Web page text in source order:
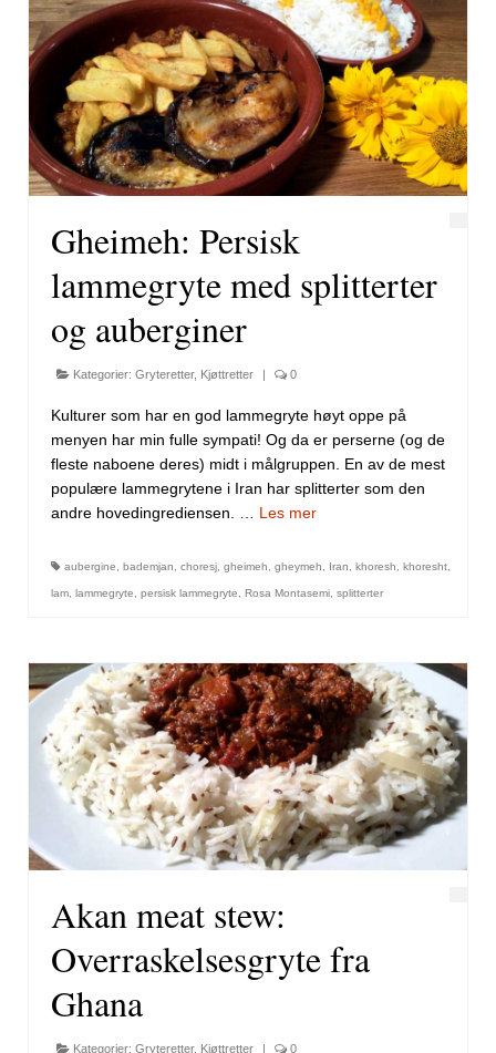
Gheimeh: Persisk
lammegryte med splitterter
og auberginer
Kategorier: Gryteretter, Kjøttretter | 0
Kulturer som har en god lammegryte høyt oppe på
menyen har min fulle sympati! Og da er perserne (og de
fleste naboene deres) midt i målgruppen. En av de mest
populære lammegrytene i Iran har splitterter som den
andre hovedingrediensen. … Les mer
aubergine bademjan choresj gheimeh gheymeh Iran khoresh khoresht
lam lammegryte persisk lammegryte Rosa Montasemi splitterter
Akan meat stew:
Overraskelsesgryte fra
Ghana
Kategorier: Gryteretter, Kjøttretter | 0